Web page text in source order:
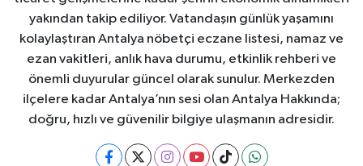
yakından takip ediliyor. Vatandaşın günlük yaşamını
kolaylaştıran Antalya nöbetçi eczane listesi, namaz ve
ezan vakitleri, anlık hava durumu, etkinlik rehberi ve
önemli duyurular güncel olarak sunulur. Merkezden
ilçelere kadar Antalya’nın sesi olan Antalya Hakkında;
doğru, hızlı ve güvenilir bilgiye ulaşmanın adresidir.